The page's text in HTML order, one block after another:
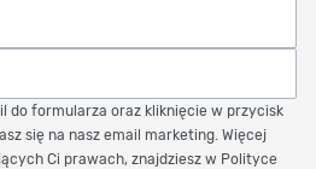
do formularza oraz kliknięcie w przycisk
się na nasz email marketing. Więcej
Ci prawach, znajdziesz w Polityce